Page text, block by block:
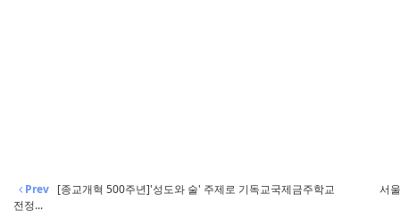
Prev [종교개혁 500주년]'성도와 술' 주제로 기독교국제금주학교
전정...
서